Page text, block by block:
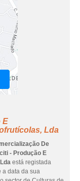
E
Lda
De
- Produção E
está registada
a data da sua